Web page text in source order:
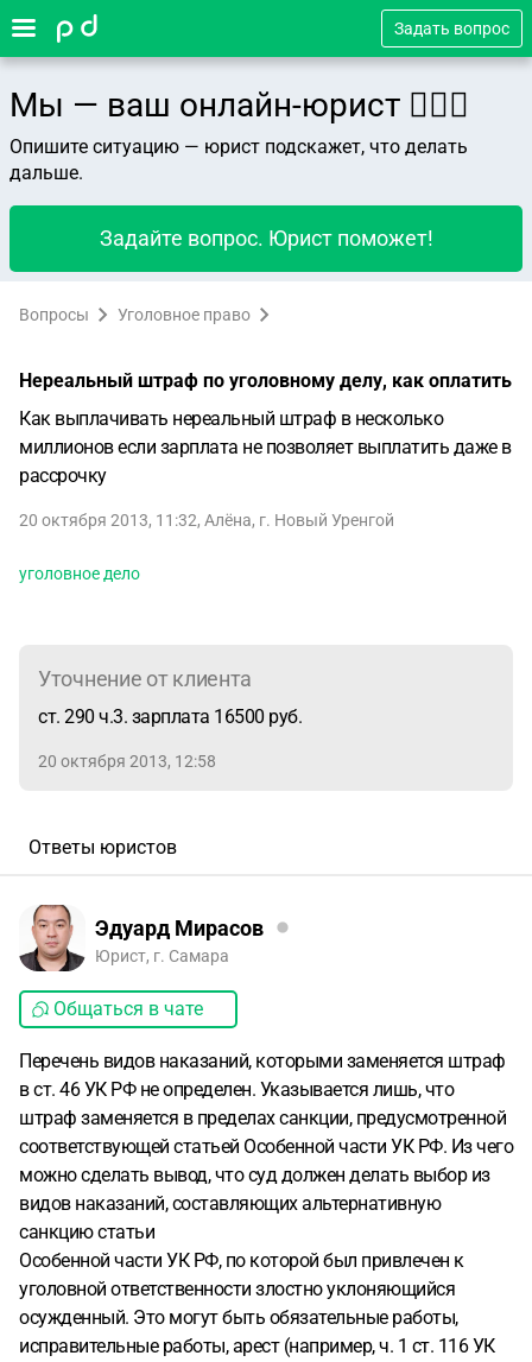
Задать вопрос
Мы — ваш онлайн-юрист 👨🏻‍⚖️
Опишите ситуацию — юрист подскажет, что делать
дальше.
Задайте вопрос. Юрист поможет!
Вопросы Уголовное право
Нереальный штраф по уголовному делу, как оплатить
Как выплачивать нереальный штраф в несколько
миллионов если зарплата не позволяет выплатить даже в
рассрочку
20 октября 2013, 11:32, Алёна, г. Новый Уренгой
уголовное дело
Уточнение от клиента
ст. 290 ч.3. зарплата 16500 руб.
20 октября 2013, 12:58
Ответы юристов
Эдуард Мирасов
Юрист, г. Самара
Общаться в чате
Перечень видов наказаний, которыми заменяется штраф
в ст. 46 УК РФ не определен. Указывается лишь, что
штраф заменяется в пределах санкции, предусмотренной
соответствующей статьей Особенной части УК РФ. Из чего
можно сделать вывод, что суд должен делать выбор из
видов наказаний, составляющих альтернативную
санкцию статьи
Особенной части УК РФ, по которой был привлечен к
уголовной ответственности злостно уклоняющийся
осужденный. Это могут быть обязательные работы,
исправительные работы, арест (например, ч. 1 ст. 116 УК